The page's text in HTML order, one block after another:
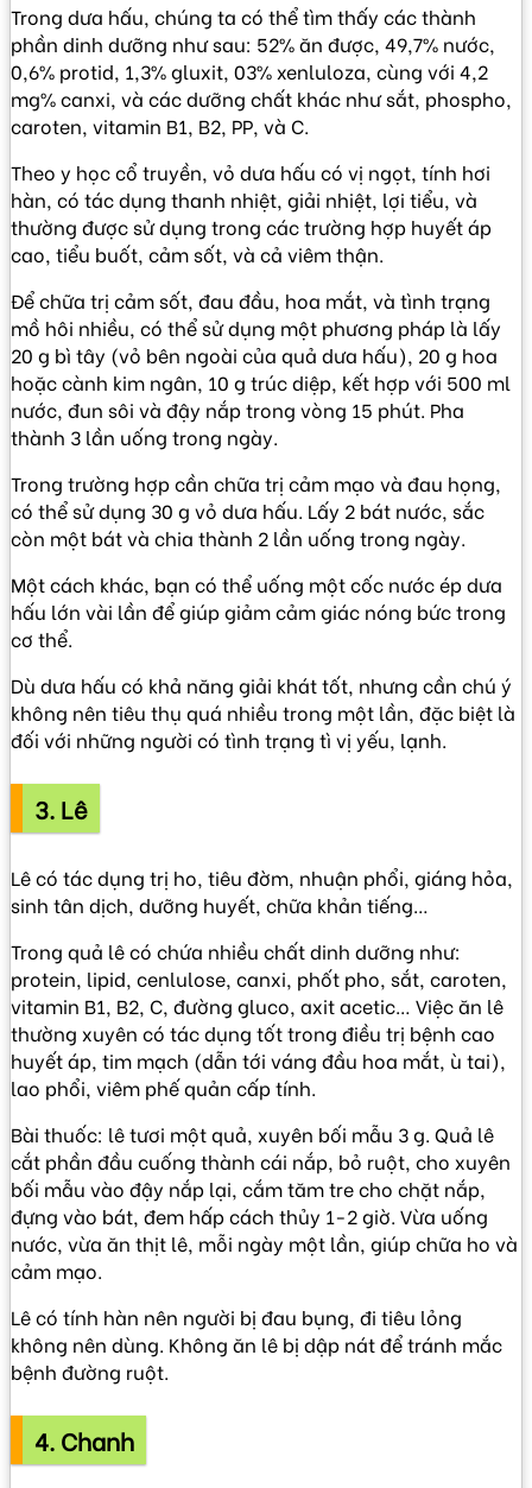
Trong dưa hấu, chúng ta có thể tìm thấy các thành
phần dinh dưỡng như sau: 52% ăn được, 49,7% nước,
0,6% protid, 1,3% gluxit, 03% xenluloza, cùng với 4,2
mg% canxi, và các dưỡng chất khác như sắt, phospho,
caroten, vitamin B1, B2, PP, và C.
Theo y học cổ truyền, vỏ dưa hấu có vị ngọt, tính hơi
hàn, có tác dụng thanh nhiệt, giải nhiệt, lợi tiểu, và
thường được sử dụng trong các trường hợp huyết áp
cao, tiểu buốt, cảm sốt, và cả viêm thận.
Để chữa trị cảm sốt, đau đầu, hoa mắt, và tình trạng
mồ hôi nhiều, có thể sử dụng một phương pháp là lấy
20 g bì tây (vỏ bên ngoài của quả dưa hấu), 20 g hoa
hoặc cành kim ngân, 10 g trúc diệp, kết hợp với 500 ml
nước, đun sôi và đậy nắp trong vòng 15 phút. Pha
thành 3 lần uống trong ngày.
Trong trường hợp cần chữa trị cảm mạo và đau họng,
có thể sử dụng 30 g vỏ dưa hấu. Lấy 2 bát nước, sắc
còn một bát và chia thành 2 lần uống trong ngày.
Một cách khác, bạn có thể uống một cốc nước ép dưa
hấu lớn vài lần để giúp giảm cảm giác nóng bức trong
cơ thể.
Dù dưa hấu có khả năng giải khát tốt, nhưng cần chú ý
không nên tiêu thụ quá nhiều trong một lần, đặc biệt là
đối với những người có tình trạng tì vị yếu, lạnh.
3. Lê
Lê có tác dụng trị ho, tiêu đờm, nhuận phổi, giáng hỏa,
sinh tân dịch, dưỡng huyết, chữa khản tiếng…
Trong quả lê có chứa nhiều chất dinh dưỡng như:
protein, lipid, cenlulose, canxi, phốt pho, sắt, caroten,
vitamin B1, B2, C, đường gluco, axit acetic… Việc ăn lê
thường xuyên có tác dụng tốt trong điều trị bệnh cao
huyết áp, tim mạch (dẫn tới váng đầu hoa mắt, ù tai),
lao phổi, viêm phế quản cấp tính.
Bài thuốc: lê tươi một quả, xuyên bối mẫu 3 g. Quả lê
cắt phần đầu cuống thành cái nắp, bỏ ruột, cho xuyên
bối mẫu vào đậy nắp lại, cắm tăm tre cho chặt nắp,
đựng vào bát, đem hấp cách thủy 1-2 giờ. Vừa uống
nước, vừa ăn thịt lê, mỗi ngày một lần, giúp chữa ho và
cảm mạo.
Lê có tính hàn nên người bị đau bụng, đi tiêu lỏng
không nên dùng. Không ăn lê bị dập nát để tránh mắc
bệnh đường ruột.
4. Chanh